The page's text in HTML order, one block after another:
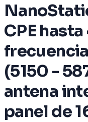
CPE
(5150 -
antena
panel de